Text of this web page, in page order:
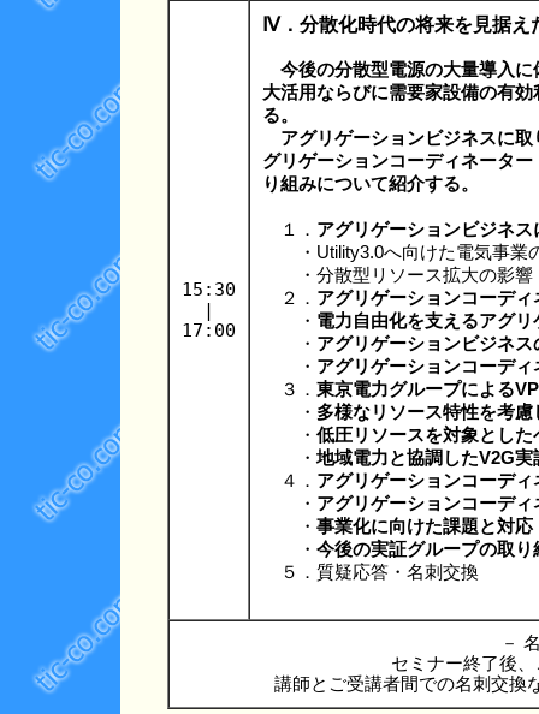
15:30
|
17:00
Ⅳ．分散化時代の将来を見据
今後の分散型電源の大量導入
大活用ならびに需要家設備の有
る。
アグリゲーションビジネスに取
グリゲーションコーディネータ
り組みについて紹介する。
１． アグリゲーションビジネ
・Utility3.0へ向けた電気事業
・分散型リソース拡大の影響
２． アグリゲーションコーデ
・ 電力自由化を支えるアグ
・ アグリゲーションビジネ
・ アグリゲーションコーデ
３． 東京電力グループによる
・ 多様なリソース特性を考
・ 低圧リソースを対象とし
・地域電力と協調したV2G実
４． アグリゲーションコーデ
・ アグリゲーションコーデ
・ 事業化に向けた課題と対応
・ 今後の実証グループの取り
５．質疑応答・名刺交換
－
セミナー終了後
講師とご受講者間での名刺交換